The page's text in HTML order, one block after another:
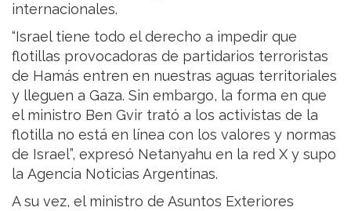
internacionales.
“Israel tiene todo el derecho a impedir que
flotillas provocadoras de partidarios terroristas
de Hamás entren en nuestras aguas territoriales
y lleguen a Gaza. Sin embargo, la forma en que
el ministro Ben Gvir trató a los activistas de la
flotilla no está en línea con los valores y normas
de Israel”, expresó Netanyahu en la red X y supo
la Agencia Noticias Argentinas.
A su vez, el ministro de Asuntos Exteriores